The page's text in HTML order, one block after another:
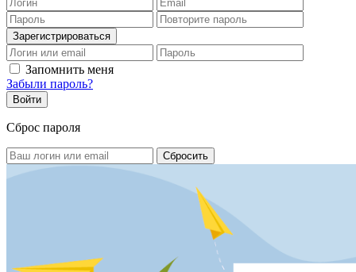
Запомнить меня
Забыли пароль?
Сброс пароля